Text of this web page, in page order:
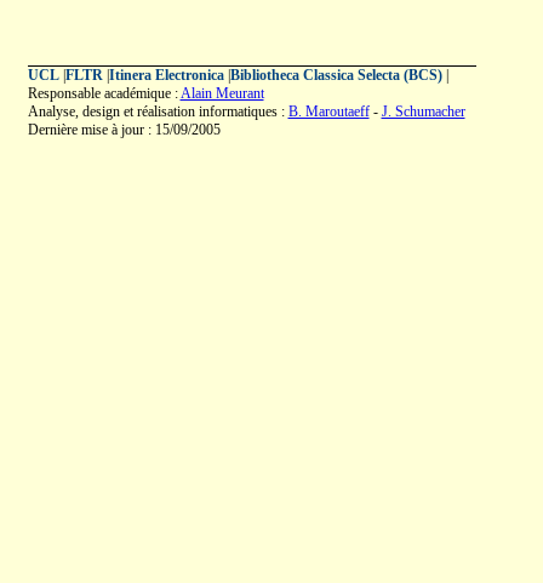
UCL| FLTR| Itinera Electronica| Bibliotheca Classica Selecta (BCS)|
Responsable académique :Alain Meurant
Analyse, design et réalisation informatiques : B. Maroutaeff- J. Schumacher
Dernière mise à jour : 15/09/2005